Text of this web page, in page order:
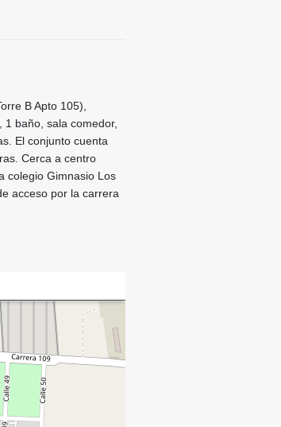
B Apto 105),
baño, sala comedor,
El conjunto cuenta
Cerca a centro
colegio Gimnasio Los
acceso por la carrera